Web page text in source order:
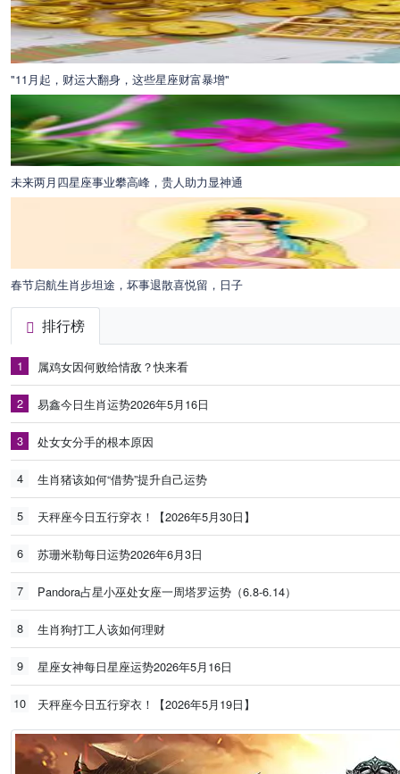
"11月起，财运大翻身，这些星座财富暴增"
未来两月四星座事业攀高峰，贵人助力显神通
春节启航生肖步坦途，坏事退散喜悦留，日子
排行榜
1 属鸡女因何败给情敌？快来看
2 易鑫今日生肖运势2026年5月16日
3 处女女分手的根本原因
4 生肖猪该如何“借势”提升自己运势
5 天秤座今日五行穿衣！【2026年5月30日】
6 苏珊米勒每日运势2026年6月3日
7 Pandora占星小巫处女座一周塔罗运势（6.8-6.14）
8 生肖狗打工人该如何理财
9 星座女神每日星座运势2026年5月16日
10 天秤座今日五行穿衣！【2026年5月19日】